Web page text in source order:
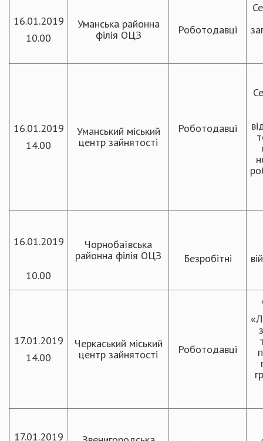
16.01.2019
10.00
Уманська районна
філія ОЦЗ
Роботодавці
16.01.2019
14.00
Уманський міський
центр зайнятості
Роботодавці
16.01.2019
10.00
Чорнобаївська
районна філія ОЦЗ
Безробітні
17.01.2019
14.00
Черкаський міський
центр зайнятості
Роботодавці
17.01.2019